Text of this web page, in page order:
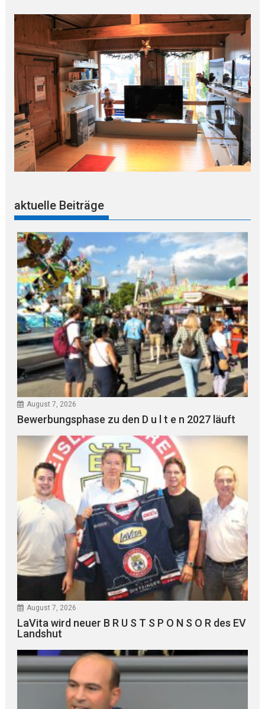
aktuelle Beiträge
August 7, 2026
Bewerbungsphase zu den D u l t e n 2027 läuft
August 7, 2026
LaVita wird neuer B R U S T S P O N S O R des EV
Landshut